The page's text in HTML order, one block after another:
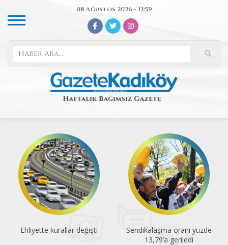
08 Ağustos 2026 - 13:59
Ehliyette kurallar değişti
Sendikalaşma oranı yüzde
13,79’a geriledi